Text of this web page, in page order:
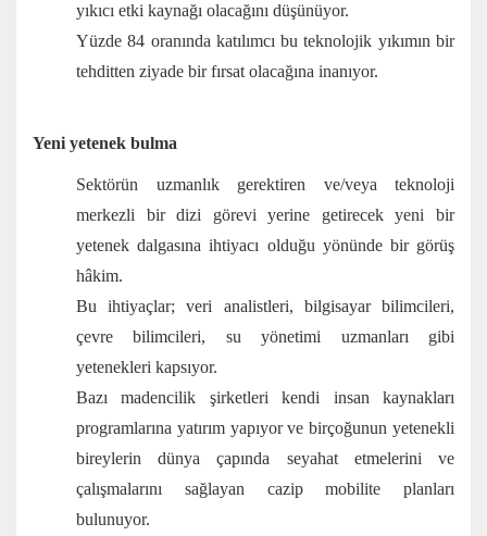
yıkıcı etki kaynağı olacağını düşünüyor.
Yüzde 84 oranında katılımcı bu teknolojik yıkımın bir
tehditten ziyade bir fırsat olacağına inanıyor.
Yeni yetenek bulma
Sektörün uzmanlık gerektiren ve/veya teknoloji
merkezli bir dizi görevi yerine getirecek yeni bir
yetenek dalgasına ihtiyacı olduğu yönünde bir görüş
hâkim.
Bu ihtiyaçlar; veri analistleri, bilgisayar bilimcileri,
çevre bilimcileri, su yönetimi uzmanları gibi
yetenekleri kapsıyor.
Bazı madencilik şirketleri kendi insan kaynakları
programlarına yatırım yapıyor ve birçoğunun yetenekli
bireylerin dünya çapında seyahat etmelerini ve
çalışmalarını sağlayan cazip mobilite planları
bulunuyor.